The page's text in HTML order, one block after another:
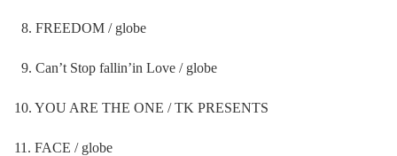
8. FREEDOM / globe
9. Can’t Stop fallin’in Love / globe
10. YOU ARE THE ONE / TK PRESENTS
11. FACE / globe